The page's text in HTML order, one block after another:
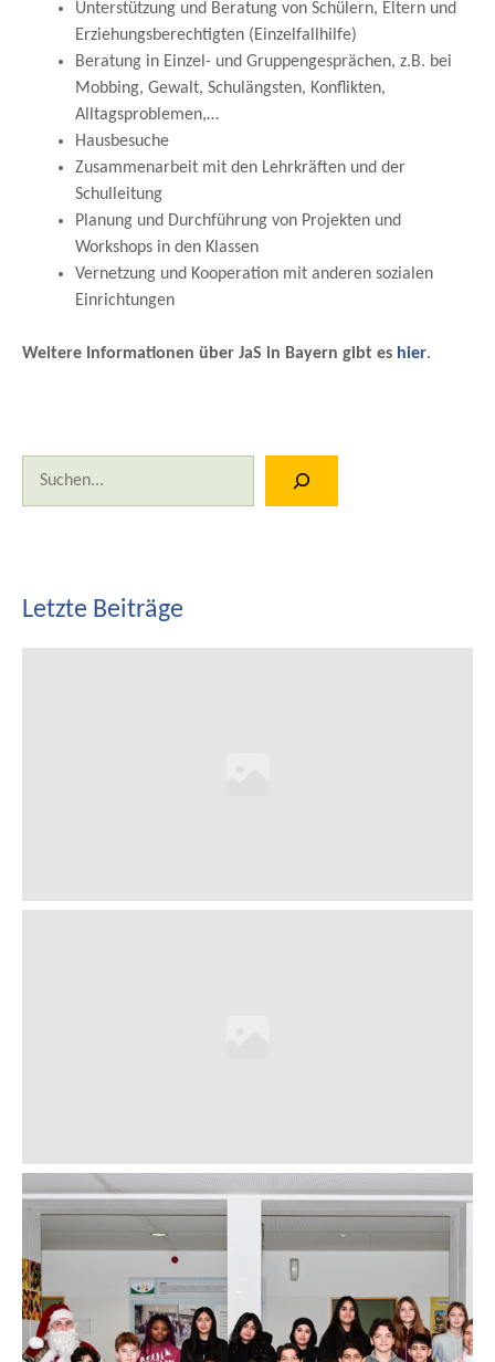
Unterstützung und Beratung von Schülern, Eltern und
Erziehungsberechtigten (Einzelfallhilfe)
Beratung in Einzel- und Gruppengesprächen, z.B. bei
Mobbing, Gewalt, Schulängsten, Konflikten,
Alltagsproblemen,…
Hausbesuche
Zusammenarbeit mit den Lehrkräften und der
Schulleitung
Planung und Durchführung von Projekten und
Workshops in den Klassen
Vernetzung und Kooperation mit anderen sozialen
Einrichtungen
Weitere Informationen über JaS in Bayern gibt es hier.
Letzte Beiträge